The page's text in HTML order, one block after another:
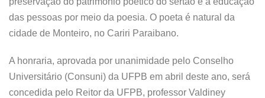
das pessoas por meio da poesia. O poeta é natural da
cidade de Monteiro, no Cariri Paraibano.
A honraria, aprovada por unanimidade pelo Conselho
Universitário (Consuni) da UFPB em abril deste ano, será
concedida pelo Reitor da UFPB, professor Valdiney